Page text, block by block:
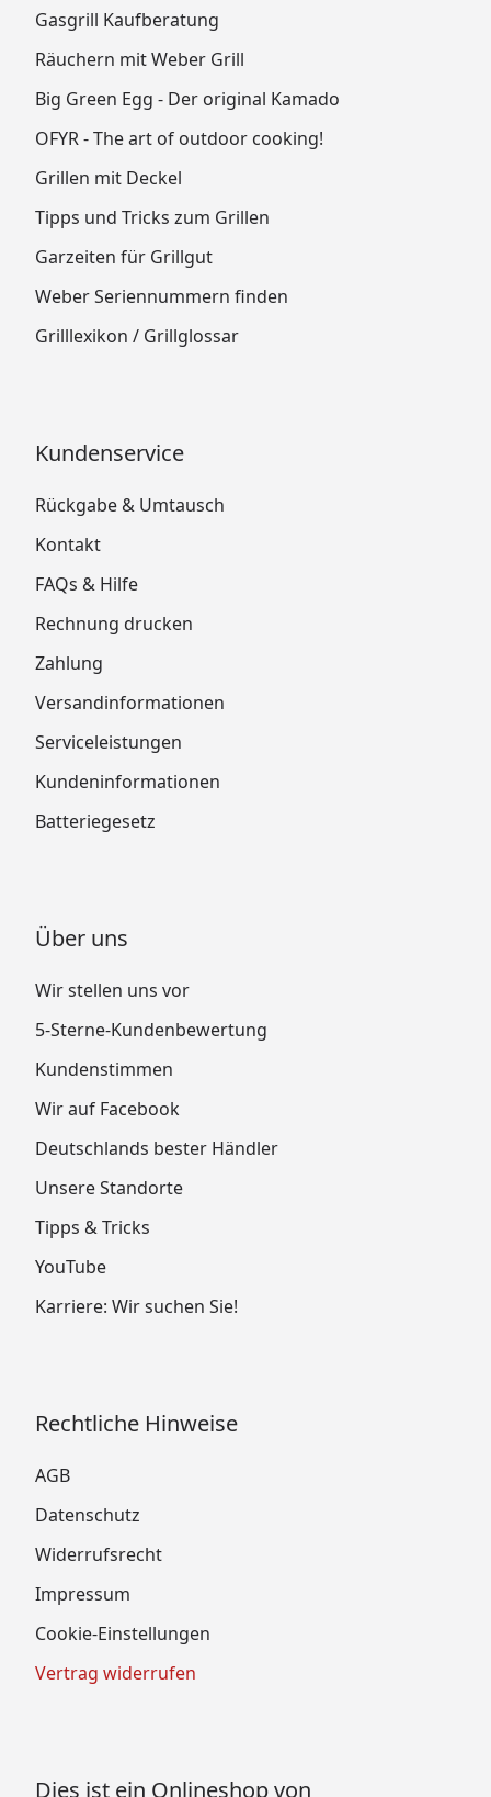
Gasgrill Kaufberatung
Räuchern mit Weber Grill
Big Green Egg - Der original Kamado
OFYR - The art of outdoor cooking!
Grillen mit Deckel
Tipps und Tricks zum Grillen
Garzeiten für Grillgut
Weber Seriennummern finden
Grilllexikon / Grillglossar
Kundenservice
Rückgabe & Umtausch
Kontakt
FAQs & Hilfe
Rechnung drucken
Zahlung
Versandinformationen
Serviceleistungen
Kundeninformationen
Batteriegesetz
Über uns
Wir stellen uns vor
5-Sterne-Kundenbewertung
Kundenstimmen
Wir auf Facebook
Deutschlands bester Händler
Unsere Standorte
Tipps & Tricks
YouTube
Karriere: Wir suchen Sie!
Rechtliche Hinweise
AGB
Datenschutz
Widerrufsrecht
Impressum
Cookie-Einstellungen
Vertrag widerrufen
Dies ist ein Onlineshop von